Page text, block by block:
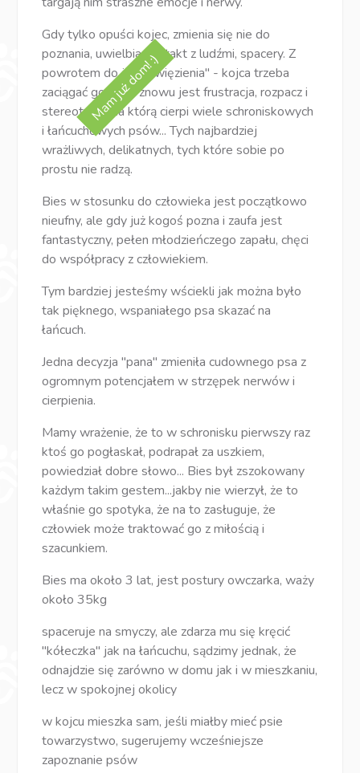
Mam już dom! :)
Gdy tylko opuści kojec, zmienia się nie do
poznania, uwielbia kontakt z ludźmi, spacery. Z
powrotem do jego "więzienia" - kojca trzeba
zaciągać go siłą, i znowu jest frustracja, rozpacz i
stereotypia, na którą cierpi wiele schroniskowych
i łańcuchowych psów... Tych najbardziej
wrażliwych, delikatnych, tych które sobie po
prostu nie radzą.
Bies w stosunku do człowieka jest początkowo
nieufny, ale gdy już kogoś pozna i zaufa jest
fantastyczny, pełen młodzieńczego zapału, chęci
do współpracy z człowiekiem.
Tym bardziej jesteśmy wściekli jak można było
tak pięknego, wspaniałego psa skazać na
łańcuch.
Jedna decyzja "pana" zmieniła cudownego psa z
ogromnym potencjałem w strzępek nerwów i
cierpienia.
Mamy wrażenie, że to w schronisku pierwszy raz
ktoś go pogłaskał, podrapał za uszkiem,
powiedział dobre słowo... Bies był zszokowany
każdym takim gestem...jakby nie wierzył, że to
właśnie go spotyka, że na to zasługuje, że
człowiek może traktować go z miłością i
szacunkiem.
Bies ma około 3 lat, jest postury owczarka, waży
około 35kg
spaceruje na smyczy, ale zdarza mu się kręcić
"kółeczka" jak na łańcuchu, sądzimy jednak, że
odnajdzie się zarówno w domu jak i w mieszkaniu,
lecz w spokojnej okolicy
w kojcu mieszka sam, jeśli miałby mieć psie
towarzystwo, sugerujemy wcześniejsze
zapoznanie psów